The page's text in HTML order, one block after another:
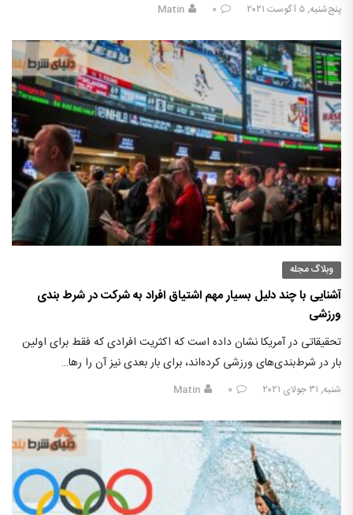
پنج‌شنبه, ۵ آگوست ۲۰۲۱ ۰ Matin
وبلاگ مجله
آشنایی با چند دلیل بسیار مهم اشتیاق افراد به شرکت در شرط بندی
ورزشی
تحقیقاتی در آمریکا نشان داده است که اکثریت افرادی که فقط برای اولین
بار در شرط‌بندی‌های ورزشی کرده‌اند، برای بار بعدی نیز آن را رها…
شنبه, ۳۱ جولای ۲۰۲۱ ۰ Matin